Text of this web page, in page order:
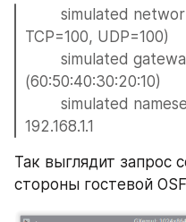
simulated network:
TCP=100, UDP=100)
(60:50:40:30:20:10)
192.168.1.1
Так выглядит запрос
стороны гостевой